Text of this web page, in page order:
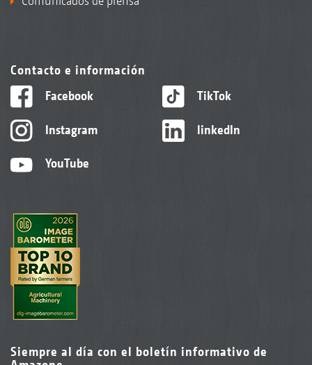
Contacto e información
Facebook
Instagram
YouTube
TikTok
linkedIn
Siempre al día con el boletín informativo de